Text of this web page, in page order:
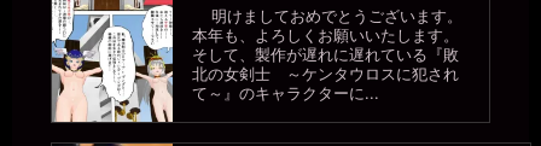
明けましておめでとうございます。
本年も、よろしくお願いいたします。
そして、製作が遅れに遅れている『敗
北の女剣士 ～ケンタウロスに犯され
て～』のキャラクターに...
一枚の銀貨
2026年7月18日 - 21:26
しかし、便器のくせに文才もあるのが不思議だ。ちゃんとエロい読
み物になってる。せっかくの才能が、モッタイナイ。
miiki0119